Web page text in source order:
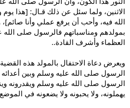
الاثنين، ولما سئل عن ذلك قـال: [هذا
الله فيه، وأحب أن يرفع عملي وأنا صائم]،
بمولدهم ومناسباتهم فالرسول صلى الله
العظماء وأشرف القادة..
ويعرض دعاة الاحتفال بالمولد هذه
الرسول صلى الله عليه وسلم وبين
الرسول صلى الله عليه وسلم ويقدرونه
يهملونه، ولا يحبونه ولا يضعونه في الموضع